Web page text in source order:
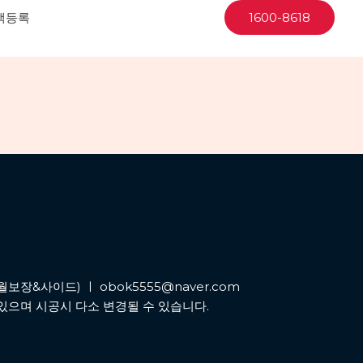
등록 1600-8618
보장&사이드) ㅣ obok5555@naver.com
으며 시공시 다소 변경될 수 있습니다.